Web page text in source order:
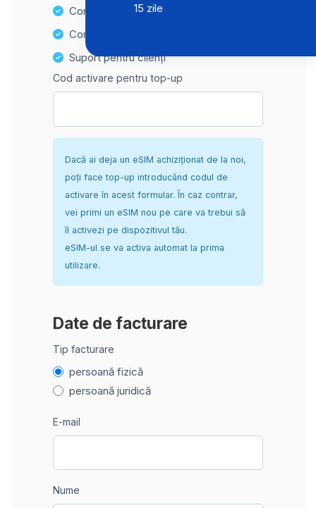
Compatibilitate Hotspot
Configurare sigură și fără complicații
Suport pentru clienți
Cod activare pentru top-up
Dacă ai deja un eSIM achiziționat de la noi,
poți face top-up introducând codul de
activare în acest formular. În caz contrar,
vei primi un eSIM nou pe care va trebui să
îl activezi pe dispozitivul tău.
eSIM-ul se va activa automat la prima
utilizare.
Date de facturare
Tip facturare
persoană fizică
persoană juridică
E-mail
Nume
15 zile